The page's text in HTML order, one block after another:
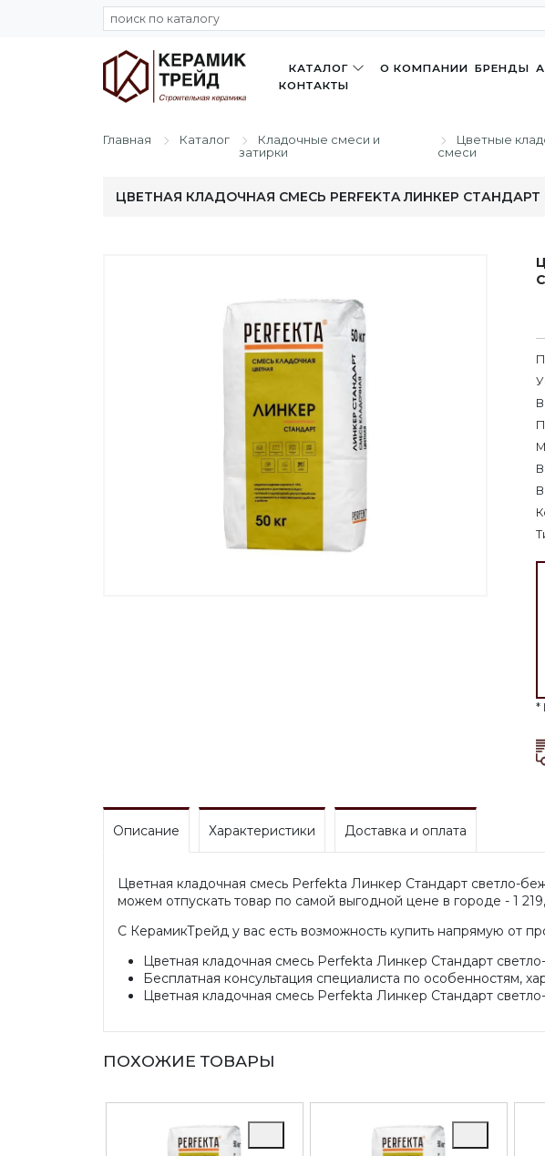
КАТАЛОГ О КОМПАНИИ БРЕНДЫ
КОНТАКТЫ
Главная Каталог
Кладочные смеси и
затирки
Цветные
смеси
ЦВЕТНАЯ КЛАДОЧНАЯ СМЕСЬ PERFEKTA ЛИНКЕР
*
Описание Характеристики Доставка и оплата
Цветная кладочная смесь Perfekta Линкер Стандарт светло-
можем отпускать товар по самой выгодной цене в городе - 1
С КерамикТрейд у вас есть возможность купить напрямую от
Цветная кладочная смесь Perfekta Линкер Стандарт
Бесплатная консультация специалиста по особенностям,
Цветная кладочная смесь Perfekta Линкер Стандарт
ПОХОЖИЕ ТОВАРЫ